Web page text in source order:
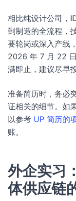
相比纯设计公司，
到制造的全流程，
要轮岗或深入产线
2026 年 7 月 22
满即止，建议尽早投
准备简历时，务必
证相关的细节。如
以参考 UP 简历的
账。
外企实习
体供应链